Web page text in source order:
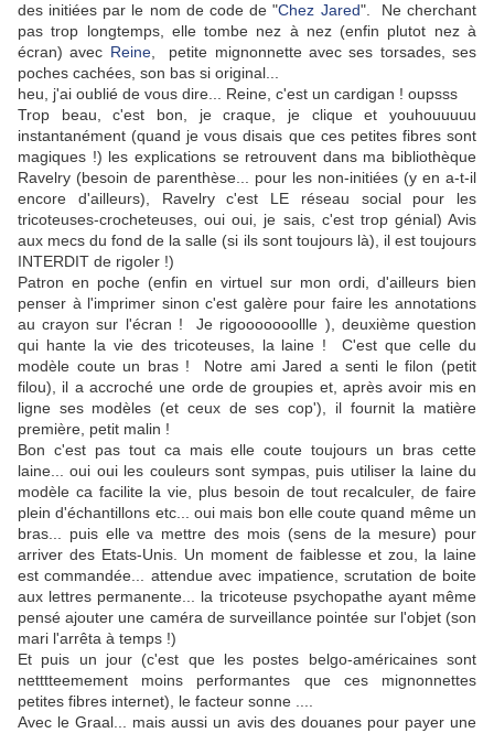
des initiées par le nom de code de "Chez Jared". Ne cherchant
pas trop longtemps, elle tombe nez à nez (enfin plutot nez à
écran) avec Reine, petite mignonnette avec ses torsades, ses
poches cachées, son bas si original...
heu, j'ai oublié de vous dire... Reine, c'est un cardigan ! oupsss
Trop beau, c'est bon, je craque, je clique et youhouuuuu
instantanément (quand je vous disais que ces petites fibres sont
magiques !) les explications se retrouvent dans ma bibliothèque
Ravelry (besoin de parenthèse... pour les non-initiées (y en a-t-il
encore d'ailleurs), Ravelry c'est LE réseau social pour les
tricoteuses-crocheteuses, oui oui, je sais, c'est trop génial) Avis
aux mecs du fond de la salle (si ils sont toujours là), il est toujours
INTERDIT de rigoler !)
Patron en poche (enfin en virtuel sur mon ordi, d'ailleurs bien
penser à l'imprimer sinon c'est galère pour faire les annotations
au crayon sur l'écran ! Je rigooooooollle ), deuxième question
qui hante la vie des tricoteuses, la laine ! C'est que celle du
modèle coute un bras ! Notre ami Jared a senti le filon (petit
filou), il a accroché une orde de groupies et, après avoir mis en
ligne ses modèles (et ceux de ses cop'), il fournit la matière
première, petit malin !
Bon c'est pas tout ca mais elle coute toujours un bras cette
laine... oui oui les couleurs sont sympas, puis utiliser la laine du
modèle ca facilite la vie, plus besoin de tout recalculer, de faire
plein d'échantillons etc... oui mais bon elle coute quand même un
bras... puis elle va mettre des mois (sens de la mesure) pour
arriver des Etats-Unis. Un moment de faiblesse et zou, la laine
est commandée... attendue avec impatience, scrutation de boite
aux lettres permanente... la tricoteuse psychopathe ayant même
pensé ajouter une caméra de surveillance pointée sur l'objet (son
mari l'arrêta à temps !)
Et puis un jour (c'est que les postes belgo-américaines sont
netttteemement moins performantes que ces mignonnettes
petites fibres internet), le facteur sonne ....
Avec le Graal... mais aussi un avis des douanes pour payer une